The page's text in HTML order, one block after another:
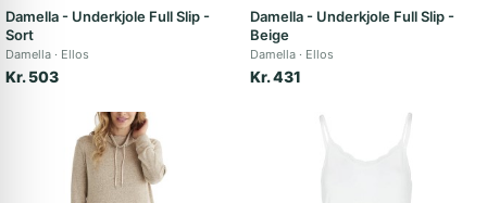
Damella - Underkjole Full Slip -
Sort
Damella Ellos
Kr. 503
Damella - Underkjole Full Slip -
Beige
Damella Ellos
Kr. 431